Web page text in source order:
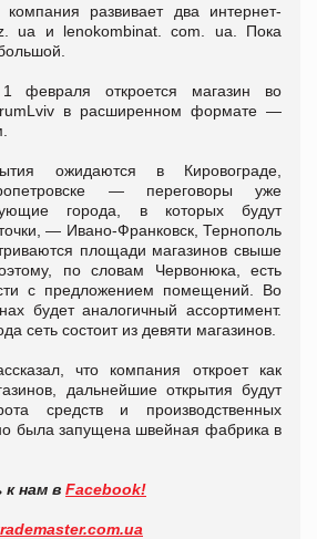
развивает два интернет-
ua и lenokombinat. com. ua. Пока
откроется магазин во
в расширенном формате —
ожидаются в Кировограде,
— переговоры уже
города, в которых будут
— Ивано-Франковск, Тернополь
площади магазинов свыше
по словам Червонюка, есть
с предложением помещений. Во
будет аналогичный ассортимент.
сеть состоит из девяти магазинов.
что компания откроет как
дальнейшие открытия будут
средств и производственных
была запущена швейная фабрика в
нам в Facebook!